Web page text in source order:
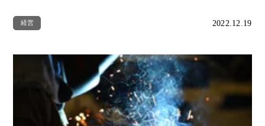
経営 2022.12.19